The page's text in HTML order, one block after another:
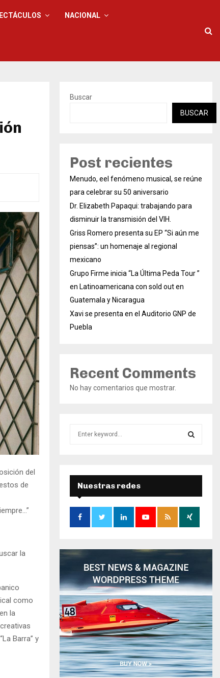
NACIONAL
del
de
la
como
la
Barra” y
Buscar
BUSCAR
Post recientes
Menudo, eel fenómeno musical, se reúne
para celebrar su 50 aniversario
Dr. Elizabeth Papaqui: trabajando para
disminuir la transmisión del VIH.
Griss Romero presenta su EP “Si aún me
piensas”: un homenaje al regional
mexicano
Grupo Firme inicia “La Última Peda Tour ”
en Latinoamericana con sold out en
Guatemala y Nicaragua
Xavi se presenta en el Auditorio GNP de
Puebla
Recent Comments
No hay comentarios que mostrar.
:
E
A
R
Nuestras redes